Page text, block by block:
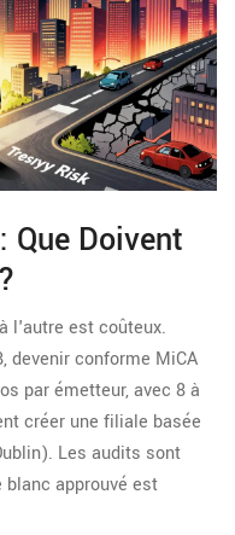
Que Doivent
l'autre est coûteux.
devenir conforme MiCA
par émetteur, avec 8 à
créer une filiale basée
Les audits sont
approuvé est